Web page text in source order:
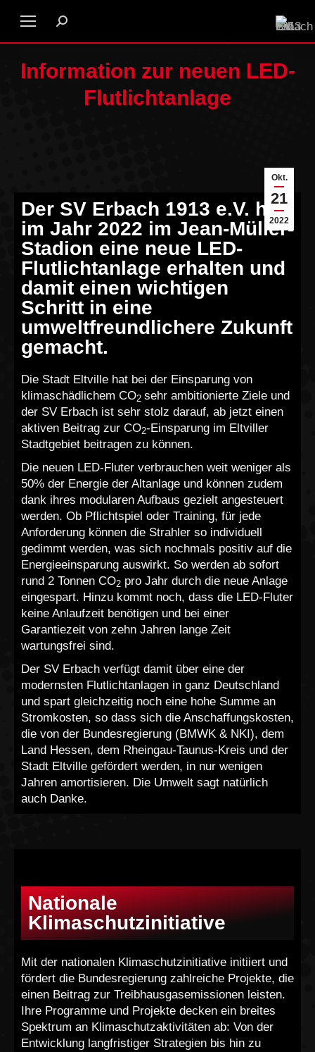
Information zur neuen LED-
Flutlichtanlage
Okt.
21
2022
Der SV Erbach 1913 e.V. hat
im Jahr 2022 im Jean-Müller-
Stadion eine neue LED-
Flutlichtanlage erhalten und
damit einen wichtigen
Schritt in eine
umweltfreundlichere Zukunft
gemacht.
Die Stadt Eltville hat bei der Einsparung von
klimaschädlichem CO2 sehr ambitionierte Ziele und
der SV Erbach ist sehr stolz darauf, ab jetzt einen
aktiven Beitrag zur CO2-Einsparung im Eltviller
Stadtgebiet beitragen zu können.
Die neuen LED-Fluter verbrauchen weit weniger als
50% der Energie der Altanlage und können zudem
dank ihres modularen Aufbaus gezielt angesteuert
werden. Ob Pflichtspiel oder Training, für jede
Anforderung können die Strahler so individuell
gedimmt werden, was sich nochmals positiv auf die
Energieeinsparung auswirkt. So werden ab sofort
rund 2 Tonnen CO2 pro Jahr durch die neue Anlage
eingespart. Hinzu kommt noch, dass die LED-Fluter
keine Anlaufzeit benötigen und bei einer
Garantiezeit von zehn Jahren lange Zeit
wartungsfrei sind.
Der SV Erbach verfügt damit über eine der
modernsten Flutlichtanlagen in ganz Deutschland
und spart gleichzeitig noch eine hohe Summe an
Stromkosten, so dass sich die Anschaffungskosten,
die von der Bundesregierung (BMWK & NKI), dem
Land Hessen, dem Rheingau-Taunus-Kreis und der
Stadt Eltville gefördert werden, in nur wenigen
Jahren amortisieren. Die Umwelt sagt natürlich
auch Danke.
Nationale
Klimaschutzinitiative
Mit der nationalen Klimaschutzinitiative initiiert und
fördert die Bundesregierung zahlreiche Projekte, die
einen Beitrag zur Treibhausgasemissionen leisten.
Ihre Programme und Projekte decken ein breites
Spektrum an Klimaschutzaktivitäten ab: Von der
Entwicklung langfristiger Strategien bis hin zu